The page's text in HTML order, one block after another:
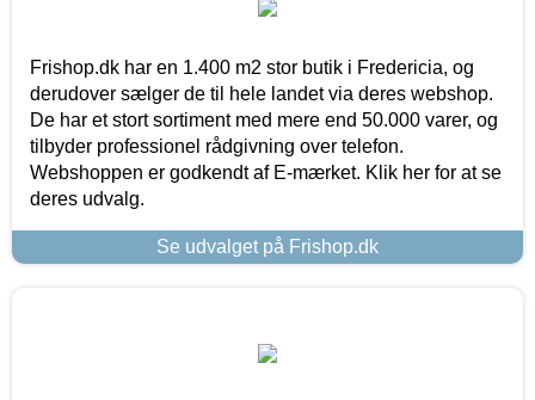
Frishop.dk har en 1.400 m2 stor butik i Fredericia, og
derudover sælger de til hele landet via deres webshop.
De har et stort sortiment med mere end 50.000 varer, og
tilbyder professionel rådgivning over telefon.
Webshoppen er godkendt af E-mærket. Klik her for at se
deres udvalg.
Se udvalget på Frishop.dk